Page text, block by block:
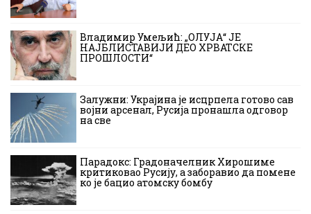
Владимир Умељић: „ОЛУЈА“ ЈЕ
НАЈБЛИСТАВИЈИ ДЕО ХРВАТСКЕ
ПРОШЛОСТИ“
Залужни: Украјина је исцрпела готово сав
војни арсенал, Русија пронашла одговор
на све
Парадокс: Градоначелник Хирошиме
критиковао Русију, а заборавио да помене
ко је бацио атомску бомбу